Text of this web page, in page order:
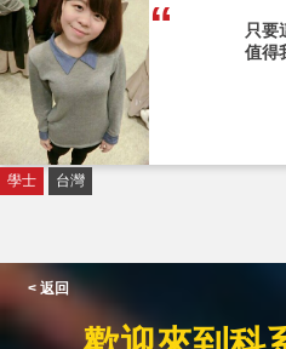
只要
值得
學士 台灣
< 返回